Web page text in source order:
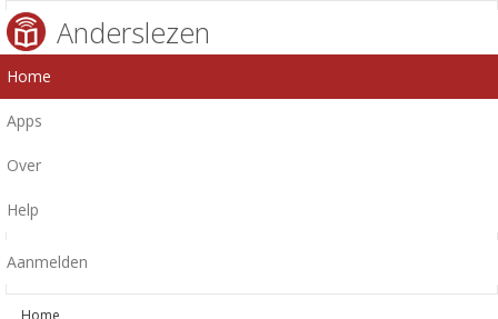
Anderslezen
Home
Apps
Over
Help
Aanmelden
Home